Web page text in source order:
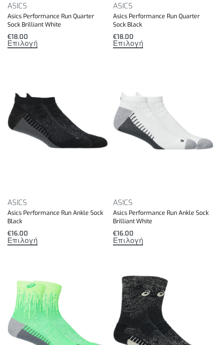
ASICS
Asics Performance Run Quarter
Sock Brilliant White
€18.00
Επιλογή
ASICS
Asics Performance Run Quarter
Sock Black
€18.00
Επιλογή
ASICS
Asics Performance Run Ankle Sock
Black
€16.00
Επιλογή
ASICS
Asics Performance Run Ankle Sock
Brilliant White
€16.00
Επιλογή